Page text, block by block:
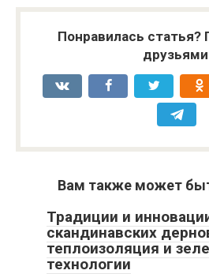
Понравилась статья?
Вам также может
Традиции и
скандинавских
теплоизоляция и
технологии